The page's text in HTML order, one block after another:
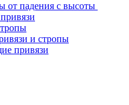
от падения с высоты
и стропы
привязи